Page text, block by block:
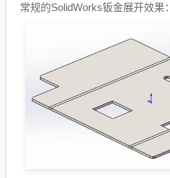
常规的SolidWorks钣金展开效果：